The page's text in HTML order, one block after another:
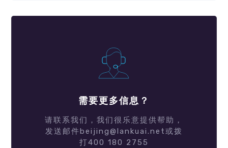
需要更多信息？
请联系我们，我们很乐意提供帮助，
发送邮件beijing@lankuai.net或拨
打400 180 2755